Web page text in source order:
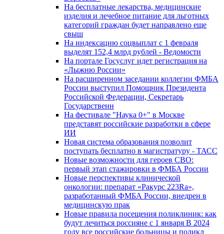
На бесплатные лекарства, медицинские
изделия и лечебное питание для льготных
категорий граждан будет направлено еще
свыш
На индексацию соцвыплат с 1 февраля
выделят 152,4 млрд рублей - Ведомости
На портале Госуслуг идет регистрация на
«Лыжню России»
На расширенном заседании коллегии ФМБА
России выступил Помощник Президента
Российской Федерации, Секретарь
Государственн
На фестивале "Наука 0+" в Москве
представят российские разработки в сфере
ИИ
Новая система образования позволит
поступать бесплатно в магистратуру - ТАСС
Новые возможности для героев СВО:
первый этап стажировки в ФМБА России
Новые перспективы клинической
онкологии: препарат «Ракурс 223Ra»,
разработанный ФМБА России, внедрен в
медицинскую прак
Новые правила посещения поликлиник: как
будут лечиться россияне с 1 января В 2024
году все российские больницы и поликл